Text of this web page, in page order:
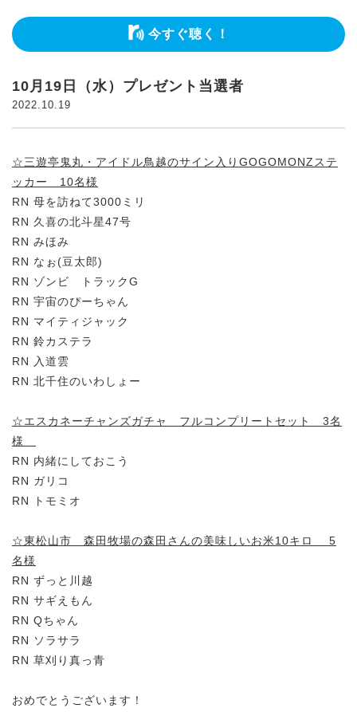
今すぐ聴く！
10月19日（水）プレゼント当選者
2022.10.19
☆三遊亭鬼丸・アイドル鳥越のサイン入りGOGOMONZステ
ッカー 10名様
RN 母を訪ねて3000ミリ
RN 久喜の北斗星47号
RN みほみ
RN なぉ(豆太郎)
RN ゾンビ トラックG
RN 宇宙のぴーちゃん
RN マイティジャック
RN 鈴カステラ
RN 入道雲
RN 北千住のいわしょー
☆エスカネーチャンズガチャ フルコンプリートセット 3名
様
RN 内緒にしておこう
RN ガリコ
RN トモミオ
☆東松山市 森田牧場の森田さんの美味しいお米10キロ 5
名様
RN ずっと川越
RN サギえもん
RN Qちゃん
RN ソラサラ
RN 草刈り真っ青
おめでとうございます！